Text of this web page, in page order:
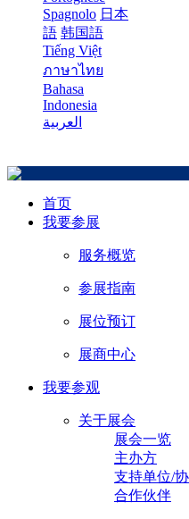
Spagnolo 日本
語 韩国語
Tiếng Việt
ภาษาไทย
Bahasa
Indonesia
العربية
首页
我要参展
服务概览
参展指南
展位预订
展商中心
我要参观
关于展会
展会一览
主办方
支持单位/
合作伙伴